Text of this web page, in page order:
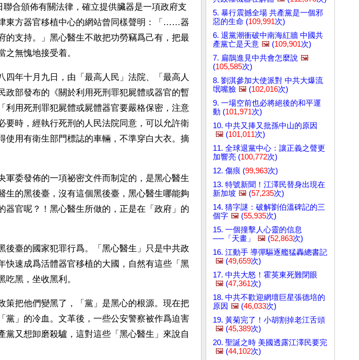
合頒佈有關法律，確立提供臟器是一項政府支
方器官移植中心的網站曾同樣聲明：「……器
的支持。」黑心醫生不敢把功勞竊爲己有，把最
無愧地接受着。
年十月九日，由「最高人民」法院、「最高人
政部發布的《關於利用死刑罪犯屍體或器官的暫
利用死刑罪犯屍體或屍體器官要嚴格保密，注意
要時，經執行死刑的人民法院同意，可以允許衛
使用有衛生部門標誌的車輛，不準穿白大衣。摘
軍委發佈的一項祕密文件而制定的，是黑心醫生
生的黑後臺，沒有這個黑後臺，黑心醫生哪能夠
器官呢？！黑心醫生所做的，正是在「政府」的
後臺的國家犯罪行爲。「黑心醫生」只是中共政
快速成爲活體器官移植的大國，自然有這些「黑
黑，坐收黑利。
策把他們變黑了，「黨」是黑心的根源。現在把
黨」的冷血。文革後，一些公安警察被作爲迫害
黨又想卸磨殺驢，這對這些「黑心醫生」來說自
5. 暴行震撼全場 共產黨是一個邪
惡的生命 (109,991次)
6. 退黨潮衝破中南海紅牆 中國共
產黨亡是天意 🖼️ (109,901次)
7. 扁鵲進見中共會怎麼說 🖼️
(105,585次)
8. 劉淇參加大使派對 中共大爆流
氓嘴臉 🖼️ (102,016次)
9. 一場空前也必將絕後的和平運
動 (101,971次)
10. 中共又捧又批孫中山的原因
🖼️ (101,011次)
11. 全球退黨中心：讓正義之聲更
加響亮 (100,772次)
12. 傷痕 (99,963次)
13. 特號新聞！江澤民替身出現在
新加坡 🖼️ (57,235次)
14. 猜字謎：破解劉伯溫碑記的三
個字 🖼️ (55,935次)
15. 一個撞擊人心靈的信息
──「天畫」
🖼️ (52,863次)
16. 江動手 導彈驅逐艦猛轟總書記
🖼️ (49,659次)
17. 中共大怒！霍英東死難閉眼
🖼️ (47,361次)
18. 中共不歡迎網壇巨星張德培的
原因 🖼️ (46,033次)
19. 黃菊完了！小胡割掉老江舌頭
🖼️ (45,389次)
20. 聖誕之時 美國透露江澤民要完
🖼️ (44,102次)